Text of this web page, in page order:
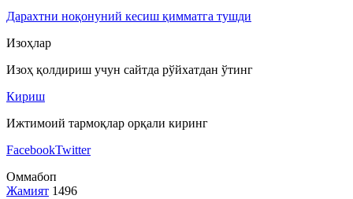
Дарахтни ноқонуний кесиш қимматга тушди
Изоҳлар
Изоҳ қолдириш учун сайтда рўйхатдан ўтинг
Кириш
Ижтимоий тармоқлар орқали киринг
FacebookTwitter
Оммабоп
Жамият 1496